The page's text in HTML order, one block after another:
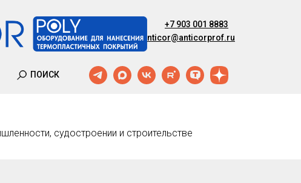
+7 903 001 8883
anticor@anticorprof.ru
ПОИСК
судостроении и строительстве